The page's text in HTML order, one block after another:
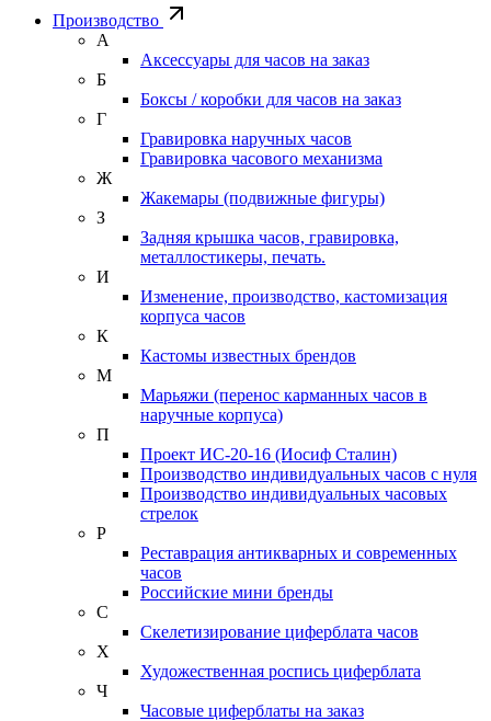
Производство
А
Аксессуары для часов на заказ
Б
Боксы / коробки для часов на заказ
Г
Гравировка наручных часов
Гравировка часового механизма
Ж
Жакемары (подвижные фигуры)
З
Задняя крышка часов, гравировка,
металлостикеры, печать.
И
Изменение, производство, кастомизация
корпуса часов
К
Кастомы известных брендов
М
Марьяжи (перенос карманных часов в
наручные корпуса)
П
Проект ИС-20-16 (Иосиф Сталин)
Производство индивидуальных часов с нуля
Производство индивидуальных часовых
стрелок
Р
Реставрация антикварных и современных
часов
Российские мини бренды
С
Скелетизирование циферблата часов
Х
Художественная роспись циферблата
Ч
Часовые циферблаты на заказ